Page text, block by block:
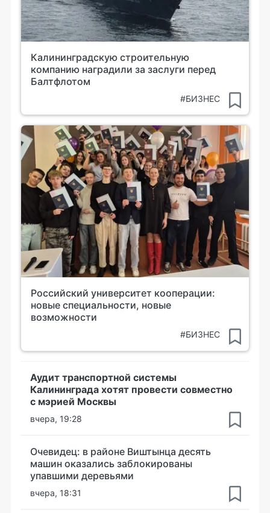
Калининградскую строительную
компанию наградили за заслуги перед
Балтфлотом
#БИЗНЕС
Российский университет кооперации:
новые специальности, новые
возможности
#БИЗНЕС
Аудит транспортной системы
Калининграда хотят провести совместно
с мэрией Москвы
вчера, 19:28
Очевидец: в районе Виштынца десять
машин оказались заблокированы
упавшими деревьями
вчера, 18:31